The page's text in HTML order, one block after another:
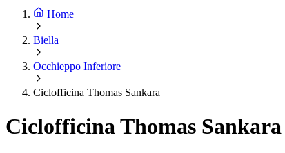
Home
Biella
Occhieppo Inferiore
Ciclofficina Thomas Sankara
Ciclofficina Thomas Sankara